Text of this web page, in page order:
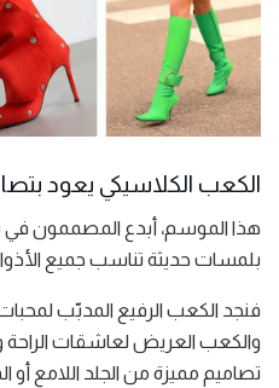
الكعب الكلاسيكي يعود
هذا الموسم، أبدع المصممون في
بلمسات حديثة تناسب جميع
فنجد الكعب الرفيع المدبّب لمحبات
والكعب العريض لعاشقات الراحة
تصاميم مميزة من الجلد اللامع أو